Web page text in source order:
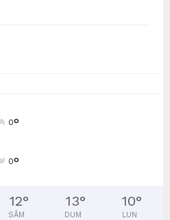
0°
0°
12°
SÂM
13°
DUM
10°
LUN